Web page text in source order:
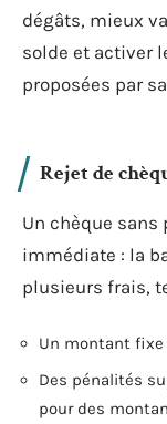
dégâts, mieux
solde et activer
proposées par
Rejet de
Un chèque
immédiate : la
plusieurs frais,
Un montant fixe
Des pénalités
pour des